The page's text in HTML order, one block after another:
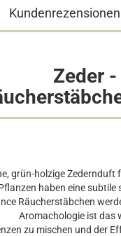
Kundenrezensionen
Zeder
grün-holzige
haben eine
Räucherstäbchen
Aromachologie ist das
zu mischen und der